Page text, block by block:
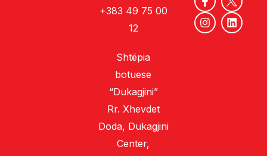
+383 49 75 00
12
Shtëpia
botuese
“Dukagjini”
Rr. Xhevdet
Doda, Dukagjini
Center,